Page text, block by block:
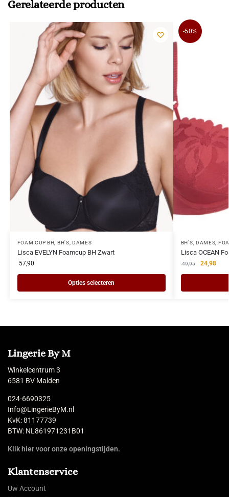
Gerelateerde producten
FOAM CUP BH, BH'S, DAMES
Lisca EVELYN Foamcup BH Zwart
57,90
Opties selecteren
-50%
BH'S, DAMES,
Lisca OCEAN
49,95 24,98
Lingerie By M
Winkelcentrum 3
6581 BV Malden
024-6690325
Info@LingerieByM.nl
KvK: 81177739
BTW: NL861971231B01
Klik hier voor onze openingstijden.
Klantenservice
Uw Account